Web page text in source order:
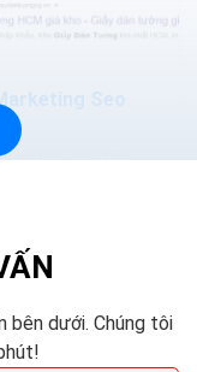
Seo
hay tiếp
bên dưới. Chúng tôi